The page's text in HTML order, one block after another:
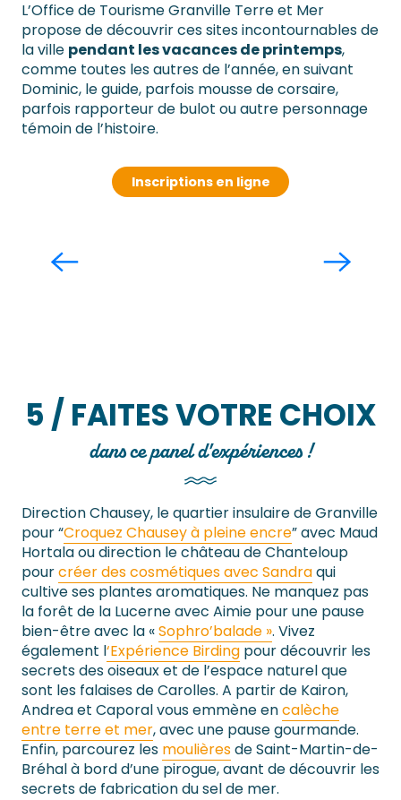
L’Office de Tourisme Granville Terre et Mer
propose de découvrir ces sites incontournables de
la ville pendant les vacances de printemps,
comme toutes les autres de l’année, en suivant
Dominic, le guide, parfois mousse de corsaire,
parfois rapporteur de bulot ou autre personnage
témoin de l’histoire.
Inscriptions en ligne
5 / FAITES VOTRE CHOIX
dans ce panel d'expériences !
Direction Chausey, le quartier insulaire de Granville
pour “Croquez Chausey à pleine encre” avec Maud
Hortala ou direction le château de Chanteloup
pourcréer des cosmétiques avec Sandraqui
cultive ses plantes aromatiques. Ne manquez pas
la forêt de la Lucerne avec Aimie pour une pause
bien-être avec la «Sophro’balade ». Vivez
également l‘Expérience Birding pour découvrir les
secrets des oiseaux et de l’espace naturel que
sont les falaises de Carolles. A partir de Kairon,
Andrea et Caporal vous emmène encalèche
entre terre et mer, avec une pause gourmande.
Enfin, parcourez les moulièresde Saint-Martin-de-
Bréhal à bord d’une pirogue, avant de découvrir les
secrets de fabrication du sel de mer.